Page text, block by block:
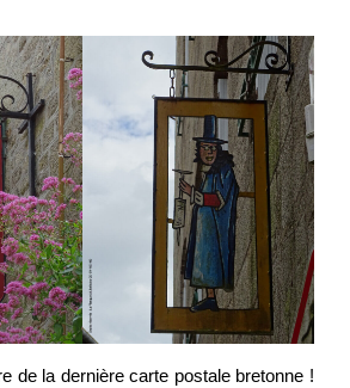
de la dernière carte postale bretonne !